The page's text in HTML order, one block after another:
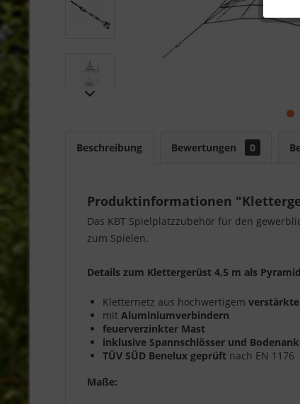
Beschreibung Bewertungen 0
Produktinformationen
Das KBT Spielplatzzubehör für den
zum Spielen.
Details zum Klettergerüst 4,5 m als
Kletternetz aus hochwertigem
mit Aluminiumverbindern
feuerverzinkter Mast
inklusive Spannschlösser und
TÜV SÜD Benelux geprüft nach EN 1176
Maße: